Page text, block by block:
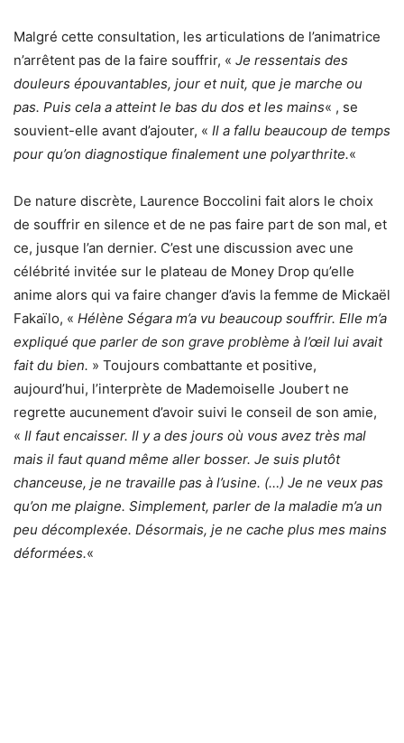
Malgré cette consultation, les articulations de l’animatrice
n’arrêtent pas de la faire souffrir, « Je ressentais des
douleurs épouvantables, jour et nuit, que je marche ou
pas. Puis cela a atteint le bas du dos et les mains« , se
souvient-elle avant d’ajouter, « Il a fallu beaucoup de temps
pour qu’on diagnostique finalement une polyarthrite.«
De nature discrète, Laurence Boccolini fait alors le choix
de souffrir en silence et de ne pas faire part de son mal, et
ce, jusque l’an dernier. C’est une discussion avec une
célébrité invitée sur le plateau de Money Drop qu’elle
anime alors qui va faire changer d’avis la femme de Mickaël
Fakaïlo, « Hélène Ségara m’a vu beaucoup souffrir. Elle m’a
expliqué que parler de son grave problème à l’œil lui avait
fait du bien. » Toujours combattante et positive,
aujourd’hui, l’interprète de Mademoiselle Joubert ne
regrette aucunement d’avoir suivi le conseil de son amie,
« Il faut encaisser. Il y a des jours où vous avez très mal
mais il faut quand même aller bosser. Je suis plutôt
chanceuse, je ne travaille pas à l’usine. (…) Je ne veux pas
qu’on me plaigne. Simplement, parler de la maladie m’a un
peu décomplexée. Désormais, je ne cache plus mes mains
déformées.«